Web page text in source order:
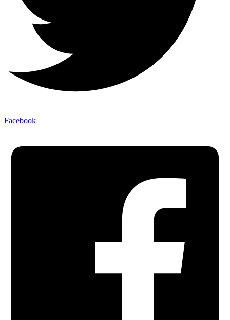
Facebook